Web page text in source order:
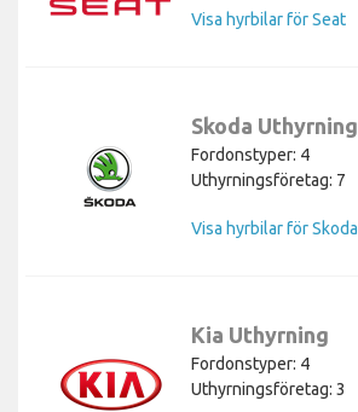
Visa hyrbilar för Seat
Skoda Uthyrning
Fordonstyper: 4
Uthyrningsföretag: 7
Visa hyrbilar för Skoda
Kia Uthyrning
Fordonstyper: 4
Uthyrningsföretag: 3